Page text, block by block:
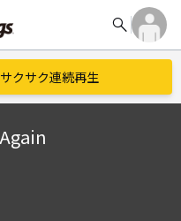
search
クサク連続再生